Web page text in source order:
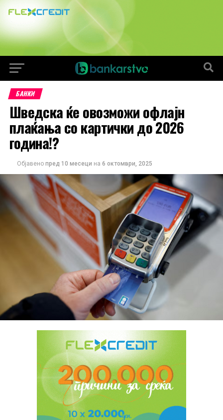
БАНКИ
Шведска ќе овозможи офлајн
плаќања со картички до 2026
година!?
Објавено пред 10 месеци на 6 октомври, 2025